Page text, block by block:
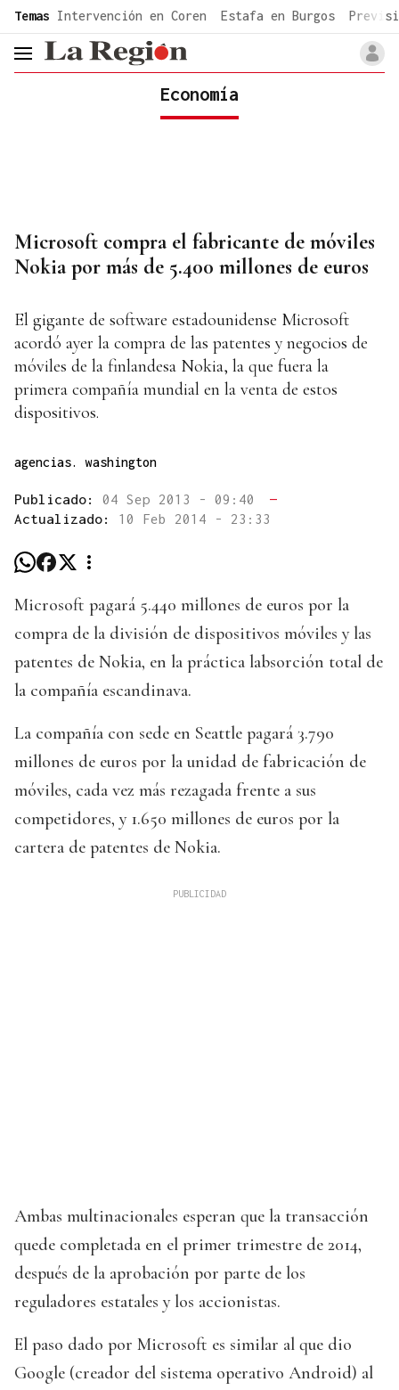
common.go-to-content
Temas Intervención en Coren Estafa en Burgos
header.menu.open
Economía
Microsoft compra el fabricante de móviles
Nokia por más de 5.400 millones de euros
El gigante de software estadounidense Microsoft
acordó ayer la compra de las patentes y negocios de
móviles de la finlandesa Nokia, la que fuera la
primera compañía mundial en la venta de estos
dispositivos.
agencias. washington
Publicado: 04 Sep 2013 - 09:40
—
Actualizado: 10 Feb 2014 - 23:33
Microsoft pagará 5.440 millones de euros por la
compra de la división de dispositivos móviles y las
patentes de Nokia, en la práctica labsorción total de
la compañía escandinava.
La compañía con sede en Seattle pagará 3.790
millones de euros por la unidad de fabricación de
móviles, cada vez más rezagada frente a sus
competidores, y 1.650 millones de euros por la
cartera de patentes de Nokia.
Ambas multinacionales esperan que la transacción
quede completada en el primer trimestre de 2014,
después de la aprobación por parte de los
reguladores estatales y los accionistas.
El paso dado por Microsoft es similar al que dio
Google (creador del sistema operativo Android) al